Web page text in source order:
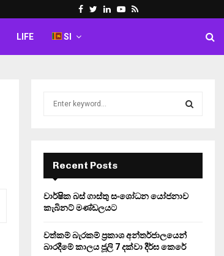
Facebook
Twitter
LinkedinYoutube
Rss
LIFE SI
r
:
E
A
R
H
Recent Posts
වාර්ෂික බස් ගාස්තු සංශෝධන යෝජනාව
කැබිනට් මණ්ඩලයට
වත්කම් බැරකම් ප්‍රකාශ අන්තර්ජාලයෙන්
බාරදීමේ කාලය ජූලි 7 දක්වා දීර්ඝ කෙරේ